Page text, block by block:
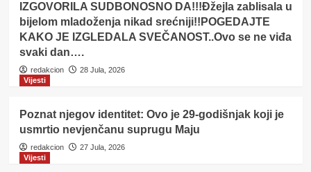
IZGOVORILA SUDBONOSNO DA!!!Đžejla zablisala u
bijelom mladoženja nikad srećniji!!POGEDAJTE
KAKO JE IZGLEDALA SVEČANOST..Ovo se ne viđa
svaki dan….
redakcion
28 Jula, 2026
Vijesti
Poznat njegov identitet: Ovo je 29-godišnjak koji je
usmrtio nevjenčanu suprugu Maju
redakcion
27 Jula, 2026
Vijesti